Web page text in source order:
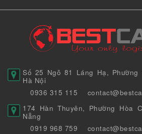
Số 25 Ngõ 81 Láng Hạ, Phường
Hà Nội
0936 315 115
174 Hàn Thuyên, Phường Hòa
Nẵng
0919 968 759